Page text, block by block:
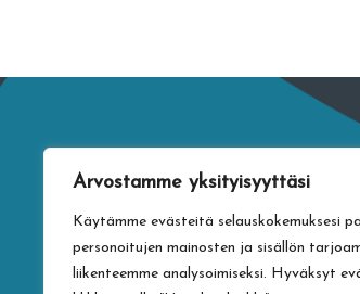
Arvostamme yksityisyyttäsi
Käytämme evästeitä selauskokemuksesi
personoitujen mainosten ja sisällön
liikenteemme analysoimiseksi. Hyväksyt